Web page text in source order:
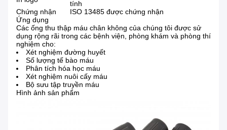
tính
Chứng nhận
ISO 13485 được chứng nhận
Ứng dụng
Các ống thu thập máu chân không của chúng tôi được sử
dụng rộng rãi trong các bệnh viện, phòng khám và phòng thí
nghiệm cho:
Xét nghiệm đường huyết
Số lượng tế bào máu
Phân tích hóa học máu
Xét nghiệm nuôi cấy máu
Bộ sưu tập truyền máu
Hình ảnh sản phẩm